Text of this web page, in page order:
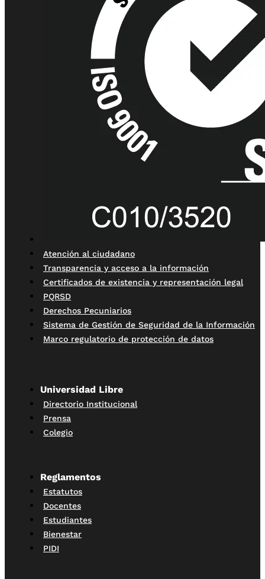
Atención al ciudadano
Transparencia y acceso a la información
Certificados de existencia y representación legal
PQRSD
Derechos Pecuniarios
Sistema de Gestión de Seguridad de la Información
Marco regulatorio de protección de datos
Universidad Libre
Directorio Institucional
Prensa
Colegio
Reglamentos
Estatutos
Docentes
Estudiantes
Bienestar
PIDI